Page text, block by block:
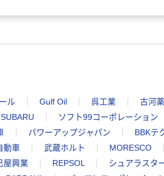
ル Gulf Oil 呉工業 古河
SUBARU ソフト99コーポレーション
パワーアップジャパン BBKテ
動車 武蔵ホルト MORESCO
屋興業 REPSOL シュアラスタ